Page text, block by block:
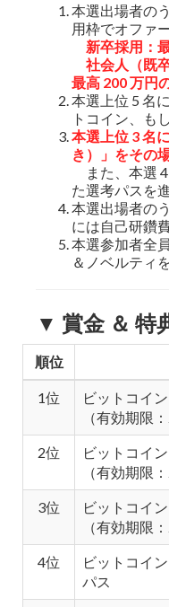
本選出場者の
用枠でオファ
新卒採用：
社会人（既
最高 200 万円
本選上位 5 名
トコイン、も
本選上位 3 名
き）」をその
また、本選 4
た選考パスを
本選出場者の
には自己研鑽
本選参加者全
＆ノベルティ
▼ 賞金 ＆ 特
順位
1位
ビットコイ
（有効期限
2位
ビットコイ
（有効期限
3位
ビットコイ
（有効期限
4位
ビットコイ
パス